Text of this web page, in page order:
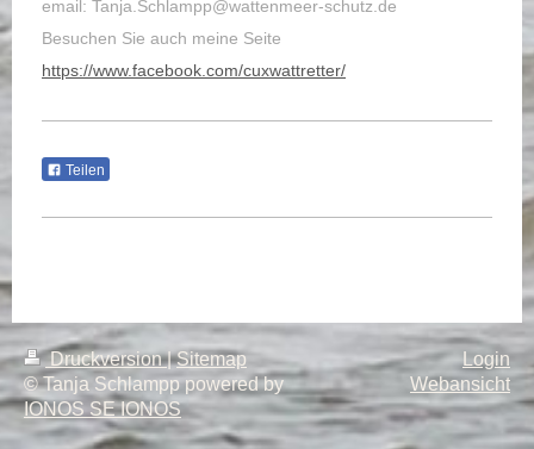
email: Tanja.Schlampp@wattenmeer-schutz.de
Besuchen Sie auch meine Seite
https://www.facebook.com/cuxwattretter/
Teilen
Druckversion| Sitemap
© Tanja Schlampp powered by
IONOS SE IONOS
Login
Webansicht